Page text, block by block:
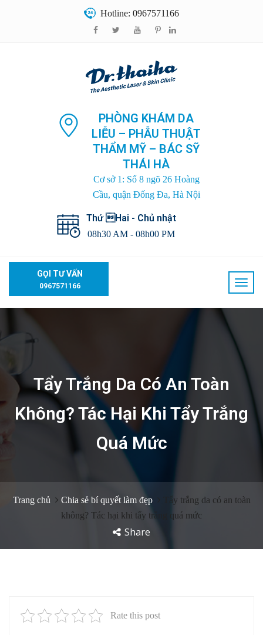
Hotline: 0967571166
PHÒNG KHÁM DA
LIỄU – PHẪU THUẬT
THẨM MỸ – BÁC SỸ
THÁI HÀ
Cơ sở 1: Số 8 ngõ 26 Hoàng
Cầu, quận Đống Đa, Hà Nội
Thứ Hai - Chủ nhật
08h30 AM - 08h00 PM
GỌI TƯ VẤN
0967571166
Tẩy Trắng Da Có An Toàn
Không? Tác Hại Khi Tẩy Trắng
Quá Mức
Trang chủ Chia sẻ bí quyết làm đẹp
Tẩy trắng da có an toàn
không? Tác hại khi tẩy trắng quá mức
Share
Rate this post